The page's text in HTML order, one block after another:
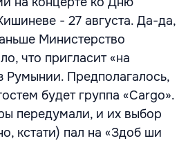
- 27 августа. Да-да,
Министерство
что пригласит «на
Румынии. Предполагалось,
будет группа «Cargo».
передумали, и их выбор
кстати) пал на «Здоб ши